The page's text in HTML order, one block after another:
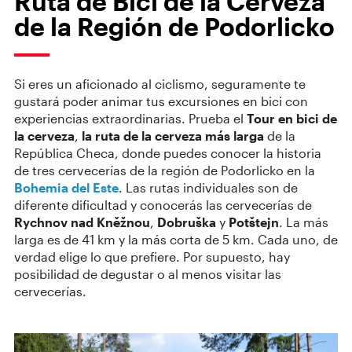
de la Región de Podorlicko
Si eres un aficionado al ciclismo, seguramente te
gustará poder animar tus excursiones en bici con
experiencias extraordinarias. Prueba el Tour en bici de
la cerveza la ruta de la cerveza más larga de la
República Checa, donde puedes conocer la historia
de tres cervecerías de la región de Podorlicko en la
Bohemia del Este . Las rutas individuales son de
diferente dificultad y conocerás las cervecerías de
Rychnov nad Kněžnou Dobruška y Potštejn . La más
larga es de 41 km y la más corta de 5 km. Cada uno, de
verdad elige lo que prefiere. Por supuesto, hay
posibilidad de degustar o al menos visitar las
cervecerías.